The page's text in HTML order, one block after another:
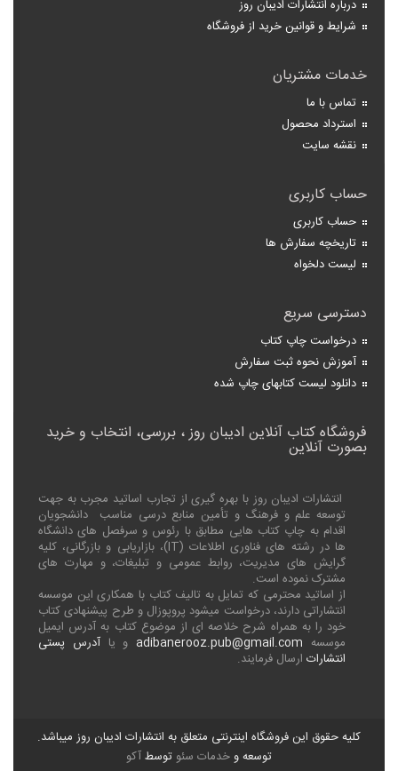
درباره انتشارات ادیبان روز
شرایط و قوانین خرید از فروشگاه
خدمات مشتریان
تماس با ما
استرداد محصول
نقشه سایت
حساب کاربری
حساب کاربری
تاریخچه سفارش ها
لیست دلخواه
دسترسی سریع
درخواست چاپ کتاب
آموزش نحوه ثبت سفارش
دانلود لیست کتابهای چاپ شده
فروشگاه کتاب آنلاین ادیبان روز ، بررسی، انتخاب و خرید
بصورت آنلاین
انتشارات ادیبان روز با بهره گیری از تجارب اساتید مجرب به جهت
توسعه علم و فرهنگ و تأمین منابع درسی مناسب دانشجویان
اقدام به چاپ کتاب هایی مطابق با رئوس و سرفصل های دانشگاه
ها در رشته های فناوری اطلاعات (IT)، بازاریابی و بازرگانی، کلیه
گرایش های مدیریت، روابط عمومی و تبلیغات، و مهارت های
مشترک نموده است.
از اساتید محترمی که تمایل به تالیف کتاب با همکاری این موسسه
انتشاراتی دارند، درخواست میشود پروپوزال و طرح پیشنهادی کتاب
خود را به همراه شرح خلاصه ای از موضوع کتاب به آدرس ایمیل
موسسهadibanerooz.pub@gmail.comو یاآدرس پستی
انتشاراتارسال فرمایند.
کلیه حقوق این فروشگاه اینترنتی متعلق به انتشارات ادیبان روز میباشد.
توسعه وخدمات سئوتوسطآکو